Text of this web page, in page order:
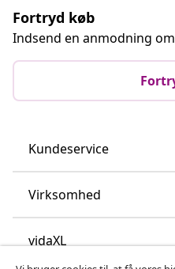
Fortryd køb
Indsend en anmodning
Kundeservice
Virksomhed
vidaXL